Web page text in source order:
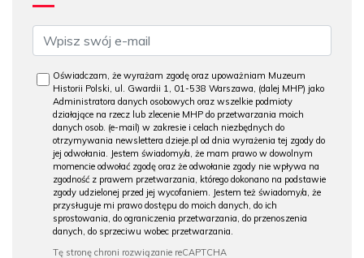
Oświadczam, że wyrażam zgodę oraz upoważniam Muzeum
Historii Polski, ul. Gwardii 1, 01-538 Warszawa, (dalej MHP) jako
Administratora danych osobowych oraz wszelkie podmioty
działające na rzecz lub zlecenie MHP do przetwarzania moich
danych osob. (e-mail) w zakresie i celach niezbędnych do
otrzymywania newslettera dzieje.pl od dnia wyrażenia tej zgody do
jej odwołania. Jestem świadomy/a, że mam prawo w dowolnym
momencie odwołać zgodę oraz że odwołanie zgody nie wpływa na
zgodność z prawem przetwarzania, którego dokonano na podstawie
zgody udzielonej przed jej wycofaniem. Jestem też świadomy/a, że
przysługuje mi prawo dostępu do moich danych, do ich
sprostowania, do ograniczenia przetwarzania, do przenoszenia
danych, do sprzeciwu wobec przetwarzania.